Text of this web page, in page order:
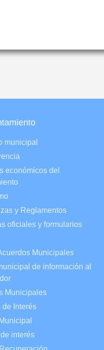
municipal
económicos del
y Reglamentos
oficiales y formularios
Municipales
de información al
Municipales
de Interés
interés